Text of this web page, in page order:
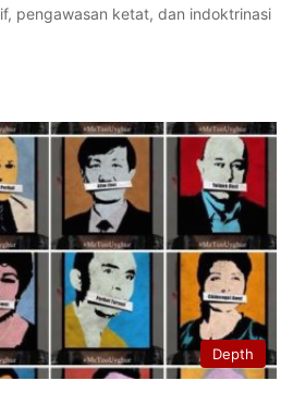
pengawasan ketat, dan indoktrinasi
Depth